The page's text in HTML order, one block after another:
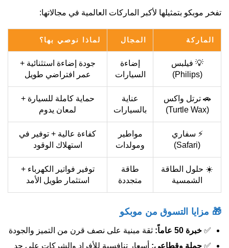
تفخر موبكو بتمثيلها لأكبر الماركات العالمية في مجالاتها:
الماركة المجال لماذا نوصي بها؟
💡 فيلبس
(Philips)
إضاءة
السيارات
جودة إضاءة استثنائية +
عمر افتراضي طويل
🚗 ترتل واكس
(Turtle Wax)
عناية
بالسيارات
حماية كاملة للسيارة +
لمعان يدوم
⚡ سفاري
(Safari)
مواطير
ومولدات
كفاءة عالية + توفير في
استهلاك الوقود
☀️ حلول الطاقة
الشمسية
طاقة
متجددة
توفير فواتير الكهرباء +
استثمار طويل الأمد
🎁 مزايا التسوق من موبكو
✅ خبرة 50 عاماً:
ثقة مبنية على نصف قرن من التميز والجودة
✅ جملة وقطاعي: أسعار تنافسية للأفراد والشركات على حد